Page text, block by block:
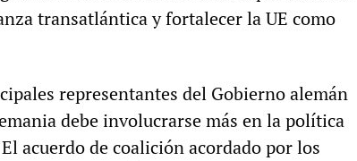
transatlántica y fortalecer la UE como
representantes del Gobierno alemán
debe involucrarse más en la política
acuerdo de coalición acordado por los